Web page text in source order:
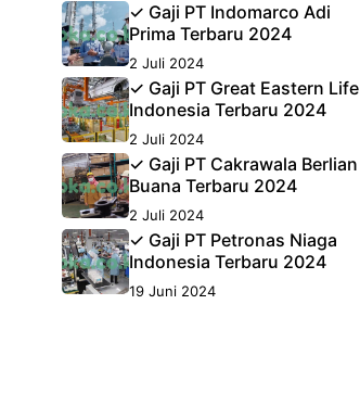
✓ Gaji PT Indomarco Adi
Prima Terbaru 2024
2 Juli 2024
✓ Gaji PT Great Eastern Life
Indonesia Terbaru 2024
2 Juli 2024
✓ Gaji PT Cakrawala Berlian
Buana Terbaru 2024
2 Juli 2024
✓ Gaji PT Petronas Niaga
Indonesia Terbaru 2024
19 Juni 2024